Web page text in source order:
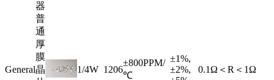
器
General
普
通
厚
膜
晶
1/4W 1206
±800PPM/
℃
±1%,
±2%,
0.1Ω＜R＜1Ω